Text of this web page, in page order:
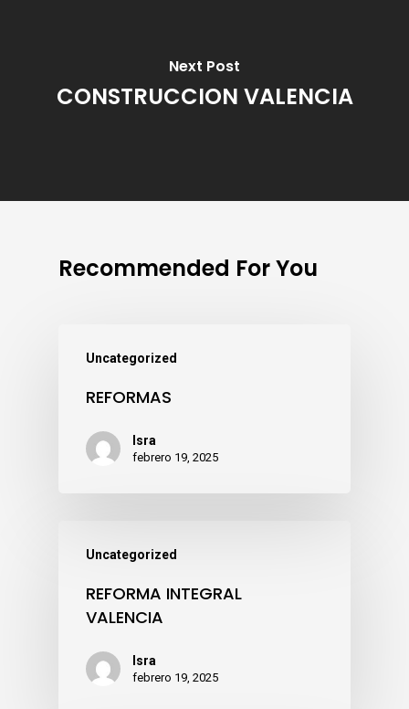
Next Post
CONSTRUCCION VALENCIA
Recommended For You
Uncategorized
REFORMAS
Isra
febrero 19, 2025
Uncategorized
REFORMA INTEGRAL
VALENCIA
Isra
febrero 19, 2025